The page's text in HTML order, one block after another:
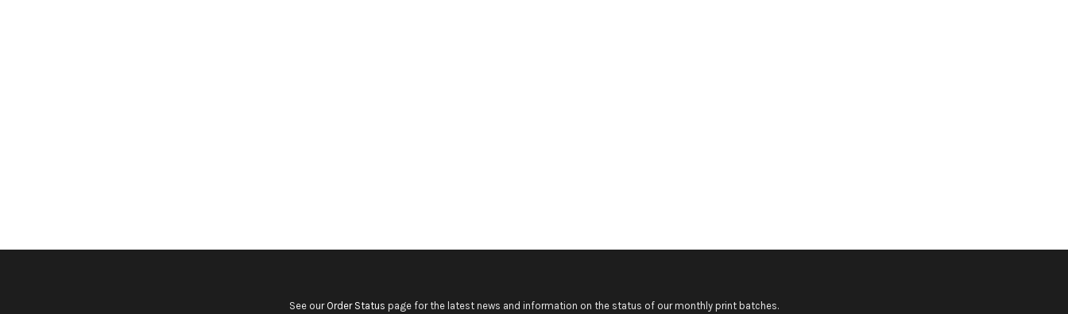
See our Order Status page for the latest news and information on the status of our monthly print batches.